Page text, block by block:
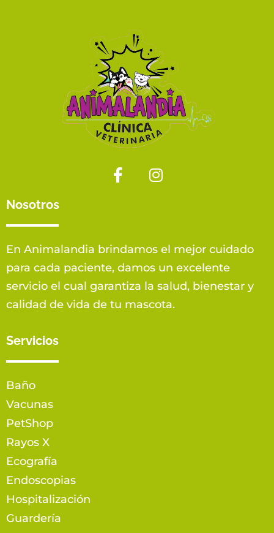
Nosotros
En Animalandia brindamos el mejor cuidado
para cada paciente, damos un excelente
servicio el cual garantiza la salud, bienestar y
calidad de vida de tu mascota.
Servicios
Baño
Vacunas
PetShop
Rayos X
Ecografía
Endoscopias
Hospitalización
Guardería